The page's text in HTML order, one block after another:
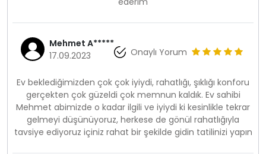
Mehmet A*****
17.09.2023
Onaylı Yorum
Ev beklediğimizden çok çok iyiydi, rahatlığı, şıklığı konforu
gerçekten çok güzeldi çok memnun kaldık. Ev sahibi
Mehmet abimizde o kadar ilgili ve iyiydi ki kesinlikle tekrar
gelmeyi düşünüyoruz, herkese de gönül rahatlığıyla
tavsiye ediyoruz içiniz rahat bir şekilde gidin tatilinizi yapın